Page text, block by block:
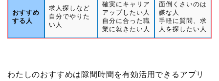
おすすめ
する人
求人探しなど
自分でやりた
い人
確実にキャリア
アップしたい人
自分に合った職
業に就きたい人
面倒くさいのは
嫌な人
手軽に質問、求
人を探したい人
わたしのおすすめは隙間時間を有効活用できるアプリ